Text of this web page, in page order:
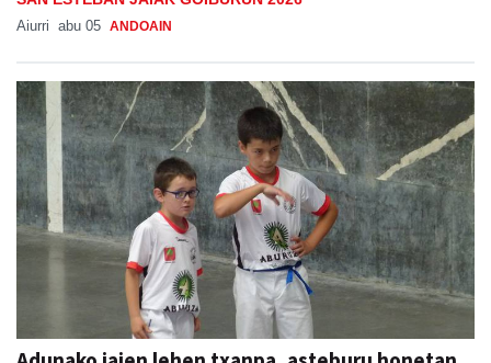
Aiurri abu 05 ANDOAIN